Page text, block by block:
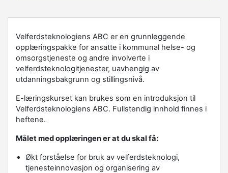
Velferdsteknologiens ABC er en grunnleggende
opplæringspakke for ansatte i kommunal helse- og
omsorgstjeneste og andre involverte i
velferdsteknologitjenester, uavhengig av
utdanningsbakgrunn og stillingsnivå.
E-læringskurset kan brukes som en introduksjon til
Velferdsteknologiens ABC. Fullstendig innhold finnes i
heftene.
Målet med opplæringen er at du skal få:
Økt forståelse for bruk av velferdsteknologi,
tjenesteinnovasjon og organisering av